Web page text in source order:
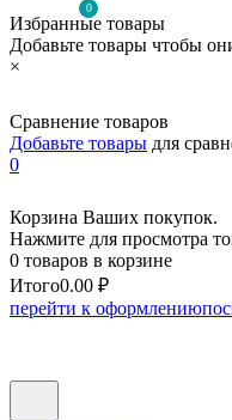
0
Избранные товары
Добавьте товары чтобы
×
Сравнение товаров
Добавьте товары для
0
Корзина Ваших покупок.
Нажмите для просмотра
0 товаров в корзине
Итого0.00 ₽
перейти к оформлению